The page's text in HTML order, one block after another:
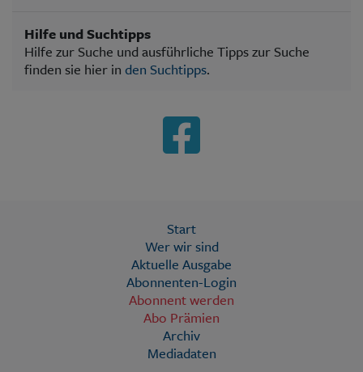
Hilfe und Suchtipps
Hilfe zur Suche und ausführliche Tipps zur Suche
finden sie hier in den Suchtipps.
Start
Wer wir sind
Aktuelle Ausgabe
Abonnenten-Login
Abonnent werden
Abo Prämien
Archiv
Mediadaten